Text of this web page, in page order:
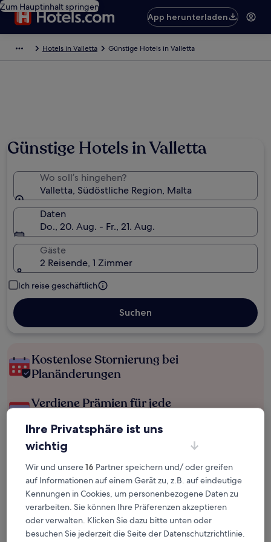
Zum Hauptinhalt springen
App herunterladen
Hotels in Valletta Günstige Hotels in Valletta
Günstige Hotels in Valletta
Wo soll’s hingehen?
Valletta, Südöstliche Region, Malta
Daten
Do., 20. Aug. - Fr., 21. Aug.
Gäste
2 Reisende, 1 Zimmer
Ich reise geschäftlich
Suchen
Kostenlose Stornierung bei
Planänderungen
Verdiene Prämien für jede
Mehr sparen mit Preisen für Mitglieder
Überprüfe die Preise für diese Daten
Heute
6. Aug. - 7. Aug.
Morgen
7. Aug. - 8. Aug.
Ihre Privatsphäre ist uns
wichtig
Wir und unsere16 Partner speichern und/ oder greifen
auf Informationen auf einem Gerät zu, z.B. auf eindeutige
Kennungen in Cookies, um personenbezogene Daten zu
verarbeiten. Sie können Ihre Präferenzen akzeptieren
oder verwalten. Klicken Sie dazu bitte unten oder
besuchen Sie jederzeit die Seite der Datenschutzrichtlinie.